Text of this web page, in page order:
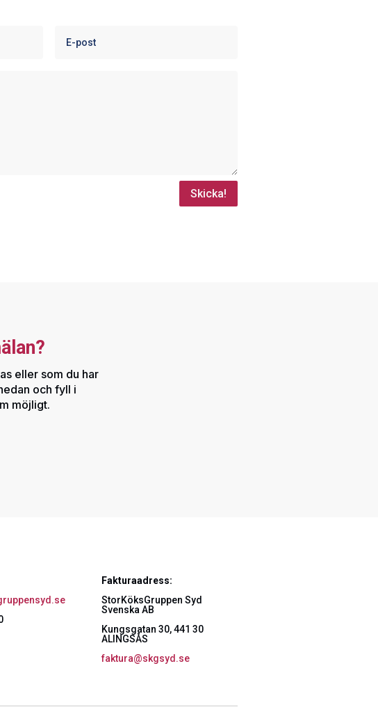
Skicka!
eller som du har
och fyll i
möjligt.
Fakturaadress:
StorKöksGruppen Syd
Svenska AB
Kungsgatan 30, 441 30
ALINGSÅS
faktura@skgsyd.se